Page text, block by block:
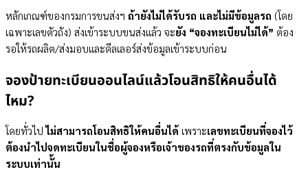
หลักเกณฑ์ของกรมการขนส่งฯ ถ้ายังไม่ได้รับรถ และไม่มีข้อมูลรถ (โดย
เฉพาะเลขตัวถัง) ส่งเข้าระบบขนส่งแล้ว จะยัง “จองทะเบียนไม่ได้” ต้อง
รอให้รถผลิต/ส่งมอบและดีลเลอร์ส่งข้อมูลเข้าระบบก่อน
จองป้ายทะเบียนออนไลน์แล้วโอนสิทธิให้คนอื่นได้
ไหม?
โดยทั่วไป ไม่สามารถโอนสิทธิให้คนอื่นได้ เพราะเลขทะเบียนที่จองไว้
ต้องนำไปจดทะเบียนในชื่อผู้จองหรือเจ้าของรถที่ตรงกับข้อมูลใน
ระบบเท่านั้น